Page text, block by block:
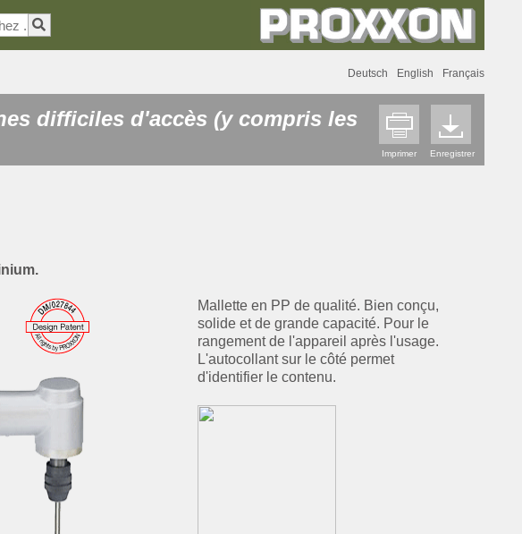
Deutsch English Français
Imprimer Enregistrer
difficiles d'accès (y compris les
Mallette en PP de qualité. Bien conçu,
solide et de grande capacité. Pour le
rangement de l'appareil après l'usage.
L'autocollant sur le côté permet
d'identifier le contenu.